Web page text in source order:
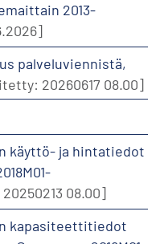
2013-
palveluviennistä,
20260617 08.00]
käyttö- ja hintatiedot
08.00]
kapasiteettitiedot